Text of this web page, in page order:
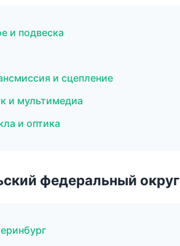
и подвеска
и сцепление
и мультимедиа
и оптика
федеральный округ